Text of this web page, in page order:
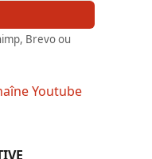
Brevo ou